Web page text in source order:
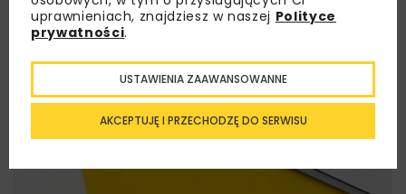
uprawnieniach, znajdziesz w naszej Polityce
prywatności.
AKCEPTUJĘ I PRZECHODZĘ DO SERWISU
USTAWIENIA ZAAWANSOWANNE